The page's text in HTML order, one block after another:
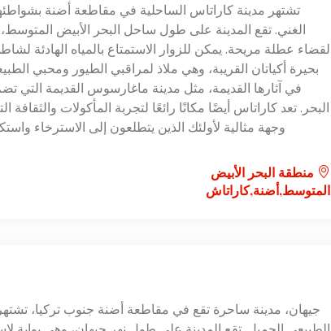
تشتهر مدينة كاراتاس الساحلية في مقاطعة أضنة بشواطئها
الغني. تقع المدينة على طول ساحل البحر الأبيض المتوسط،
لقضاء عطلة مريحة. يمكن للزوار الاستمتاع بالمياه الهادئة
بحيرة أكياتان القريبة، وهي ملاذ لمراقبي الطيور ومحبي
في آثارها القديمة، مثل مدينة ماغارسوس القديمة التي
البحر. تعد كاراتاس أيضًا مكانًا رائعًا لتجربة المأكولات والثقافة
وجهة مثالية لأولئك الذين يتطلعون إلى الاسترخاء
منطقة البحر الأبيض
المتوسط,أضنة,كاراتاش
جيهان، مدينة ساحرة تقع في مقاطعة أضنة جنوب تركيا، تشتهر